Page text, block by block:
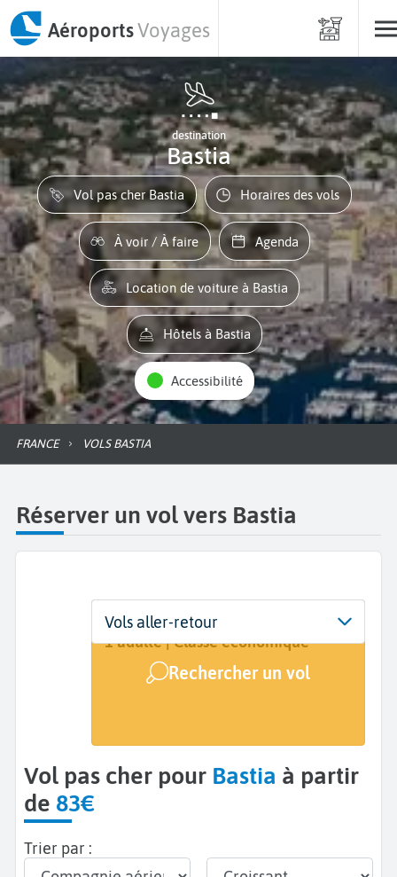
AéroportsVoyages
destination
Bastia
Vol pas cher Bastia Horaires des vols
À voir / À faire Agenda
Location de voiture à Bastia
Hôtels à Bastia
Accessibilité
FRANCE VOLS BASTIA
Réserver un vol vers Bastia
Départ
De...
Dates
Dates de votre voyage
Voyageurs | Classe
1 adulte | Classe économique
Rechercher un vol
Vols aller-retour
Vol pas cher pour Bastia à partir
de 83€
Trier par :